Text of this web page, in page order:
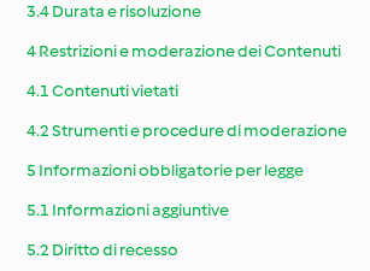
3.4 Durata e risoluzione
4 Restrizioni e moderazione dei Contenuti
4.1 Contenuti vietati
4.2 Strumenti e procedure di moderazione
5 Informazioni obbligatorie per legge
5.1 Informazioni aggiuntive
5.2 Diritto di recesso